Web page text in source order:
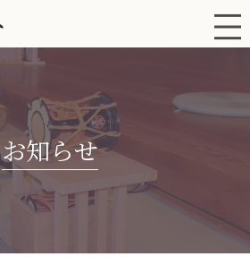
お知らせ